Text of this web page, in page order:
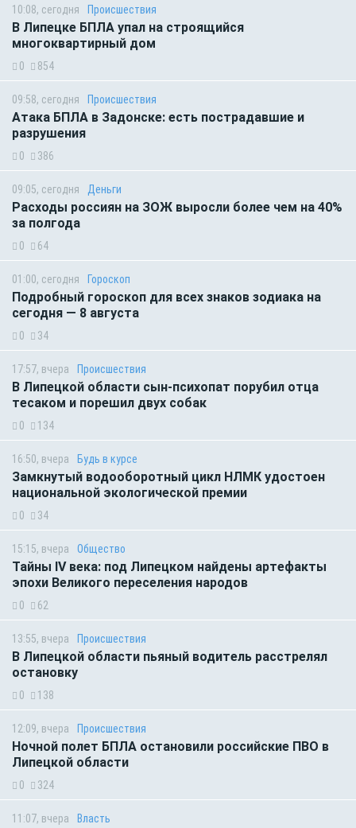
10:08, сегодня Происшествия
В Липецке БПЛА упал на строящийся
многоквартирный дом
0 854
09:58, сегодня Происшествия
Атака БПЛА в Задонске: есть пострадавшие и
разрушения
0 386
09:05, сегодня Деньги
Расходы россиян на ЗОЖ выросли более чем на 40%
за полгода
0 64
01:00, сегодня Гороскоп
Подробный гороскоп для всех знаков зодиака на
сегодня — 8 августа
0 34
17:57, вчера Происшествия
В Липецкой области сын-психопат порубил отца
тесаком и порешил двух собак
0 134
16:50, вчера Будь в курсе
Замкнутый водооборотный цикл НЛМК удостоен
национальной экологической премии
0 34
15:15, вчера Общество
Тайны IV века: под Липецком найдены артефакты
эпохи Великого переселения народов
0 62
13:55, вчера Происшествия
В Липецкой области пьяный водитель расстрелял
остановку
0 138
12:09, вчера Происшествия
Ночной полет БПЛА остановили российские ПВО в
Липецкой области
0 324
11:07, вчера Власть